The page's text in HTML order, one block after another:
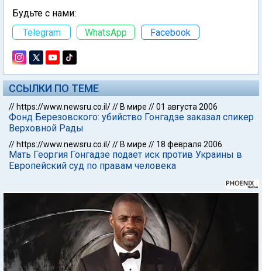
Будьте с нами:
Telegram
WhatsApp Facebook
ССЫЛКИ ПО ТЕМЕ
// https://www.newsru.co.il/// В мире //01 августа 2006
Фонд Березовского: убийство Гонгадзе заказал спикер
Верховной Рады
// https://www.newsru.co.il/// В мире // 18 февраля 2006
Мать Георгия Гонгадзе подает иск против Украины в
Европейский суд по правам человека